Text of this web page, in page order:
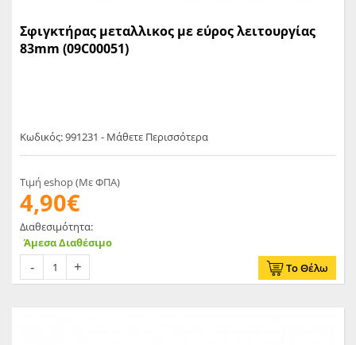
Σφιγκτήρας μεταλλικος με εύρος λειτουργίας
83mm (09C00051)
Κωδικός: 991231 - Μάθετε Περισσότερα
Τιμή eshop (Με ΦΠΑ)
4,90€
Διαθεσιμότητα:
Άμεσα Διαθέσιμο
Το Θέλω